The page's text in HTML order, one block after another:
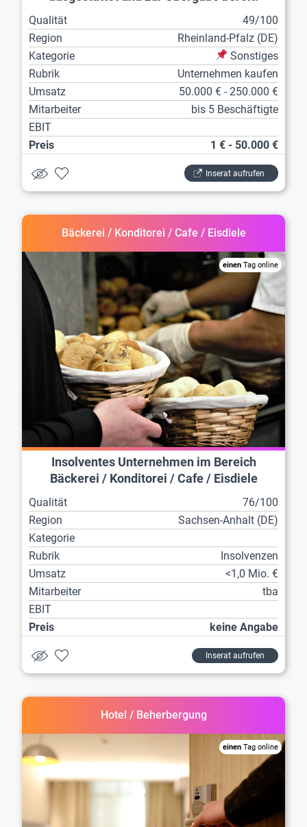
Qualität
49/100
Region
Rheinland-Pfalz (DE)
Kategorie
Sonstiges
Rubrik
Unternehmen kaufen
Umsatz
50.000 € - 250.000 €
Mitarbeiter
bis 5 Beschäftigte
EBIT
Preis
1 € - 50.000 €
Inserat aufrufen
Bäckerei / Konditorei / Cafe / Eisdiele
einen Tag online
Insolventes Unternehmen im Bereich
Bäckerei / Konditorei / Cafe / Eisdiele
Qualität
76/100
Region
Sachsen-Anhalt (DE)
Kategorie
Rubrik
Insolvenzen
Umsatz
<1,0 Mio. €
Mitarbeiter
tba
EBIT
Preis
keine Angabe
Inserat aufrufen
Hotel / Beherbergung
einen Tag online